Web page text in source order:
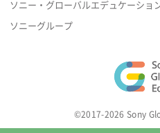
ソニー・グローバルエデュケーショ
ソニーグループ
©2017-2026 Sony